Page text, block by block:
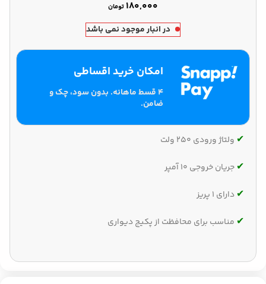
تومان
در انبار موجود نمی باشد
امکان خرید اقساطی
۴ قسط ماهانه. بدون سود، چک و
ضامن.
✔‌ ولتاژ ورودی 250 ولت
✔‌ جریان خروجی 10 آمپر
✔‌ دارای 1 پریز
✔‌ مناسب برای محافظت از پکیج دیواری